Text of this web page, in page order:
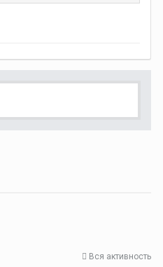
Вся активность